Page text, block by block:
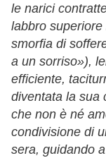
le narici
labbro
smorfia di
a un sorriso»),
efficiente,
diventata la sua
che non è né
condivisione di
sera, guidando